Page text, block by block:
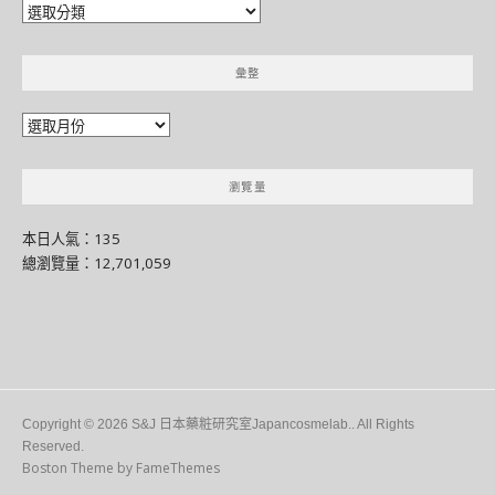
分
別
彙整
彙
瀏覽量
本日人氣：135
總瀏覽量：12,701,059
Copyright © 2026 S&J 日本藥粧研究室Japancosmelab.. All Rights
Reserved.
Boston Theme by FameThemes